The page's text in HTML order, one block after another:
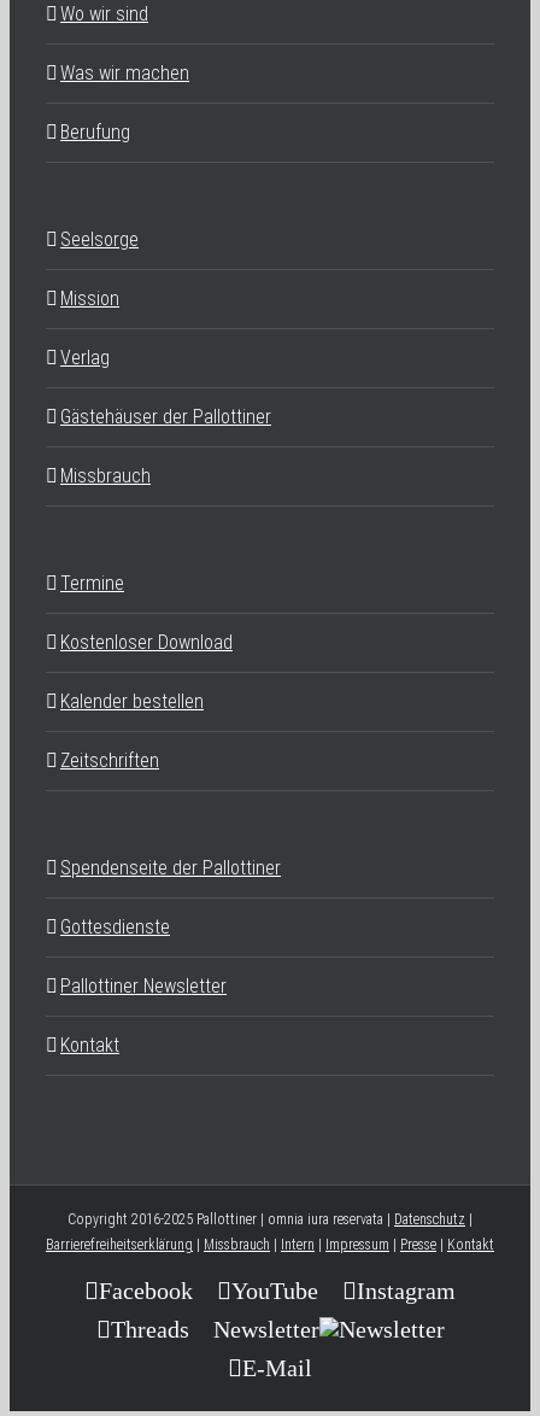
Wo wir sind
Was wir machen
Berufung
Seelsorge
Mission
Verlag
Gästehäuser der Pallottiner
Missbrauch
Termine
Kostenloser Download
Kalender bestellen
Zeitschriften
Spendenseite der Pallottiner
Gottesdienste
Pallottiner Newsletter
Kontakt
Copyright 2016-2025 Pallottiner | omnia iura reservata | Datenschutz |
Barrierefreiheitserklärung | Missbrauch | Intern | Impressum | Presse | Kontakt
Facebook YouTube
Instagram
Threads
Newsletter
E-Mail